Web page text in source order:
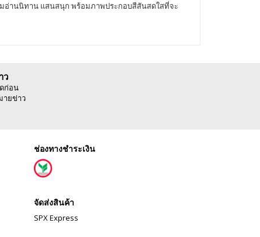
มอ่านนิทาน แสนสนุก พร้อมภาพประกอบสีสันสดใสที่จะ
ว
ก่อน
ายข่าว
ช่องทางชำระเงิน
จัดส่งสินค้า
SPX Express